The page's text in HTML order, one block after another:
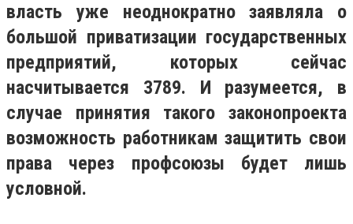
власть уже неоднократно заявляла о
большой приватизации государственных
предприятий, которых сейчас
насчитывается 3789. И разумеется, в
случае принятия такого законопроекта
возможность работникам защитить свои
права через профсоюзы будет лишь
условной.